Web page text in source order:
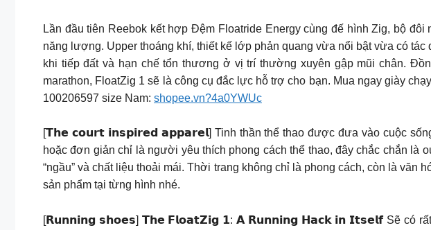
Lần đầu tiên Reebok kết hợp Đệm Floatride Energy cùng đế hình Zig, bộ
năng lượng. Upper thoáng khí, thiết kế lớp phản quang vừa nổi bật vừa có
khi tiếp đất và hạn chế tổn thương ở vị trí thường xuyên gập mũi chân.
marathon, FloatZig 1 sẽ là công cụ đắc lực hỗ trợ cho bạn. Mua ngay giày
100206597 size Nam: shopee.vn?4a0YWUc
[𝗧𝗵𝗲 𝗰𝗼𝘂𝗿𝘁 𝗶𝗻𝘀𝗽𝗶𝗿𝗲𝗱 𝗮𝗽𝗽𝗮𝗿𝗲𝗹] Tinh thần thể thao được đưa vào cuộc
hoặc đơn giản chỉ là người yêu thích phong cách thể thao, đây chắc chắn là
“ngầu” và chất liệu thoải mái. Thời trang không chỉ là phong cách, còn là
sản phẩm tại từng hình nhé.
[𝗥𝘂𝗻𝗻𝗶𝗻𝗴 𝘀𝗵𝗼𝗲𝘀] 𝗧𝗵𝗲 𝗙𝗹𝗼𝗮𝘁𝗭𝗶𝗴 𝟭: 𝗔 𝗥𝘂𝗻𝗻𝗶𝗻𝗴 𝗛𝗮𝗰𝗸 𝗶𝗻 𝗜𝘁𝘀𝗲𝗹𝗳 Sẽ có rất